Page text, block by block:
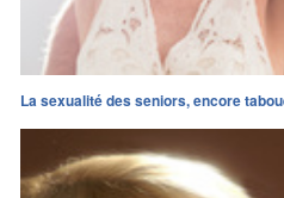
La sexualité des seniors, encore